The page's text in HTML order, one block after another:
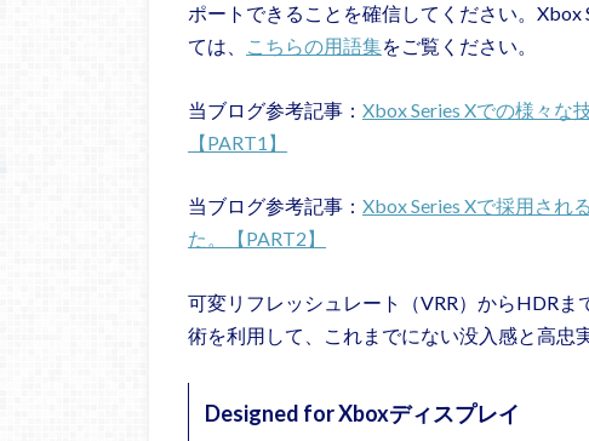
ポートできることを確信してください。Xbox
ては、
こちらの用語集をご覧ください。
当ブログ参考記事： Xbox Series Xでの様々な
【PART1】
当ブログ参考記事： Xbox Series Xで採用され
た。【PART2】
可変リフレッシュレート（VRR）からHDR
術を利用して、これまでにない没入感と高忠
Designed for Xboxディスプレイ